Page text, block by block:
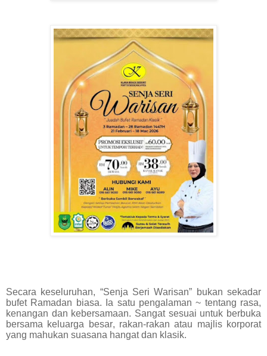
Secara keseluruhan, “Senja Seri Warisan” bukan sekadar
bufet Ramadan biasa. Ia satu pengalaman ~ tentang rasa,
kenangan dan kebersamaan. Sangat sesuai untuk berbuka
bersama keluarga besar, rakan-rakan atau majlis korporat
yang mahukan suasana hangat dan klasik.